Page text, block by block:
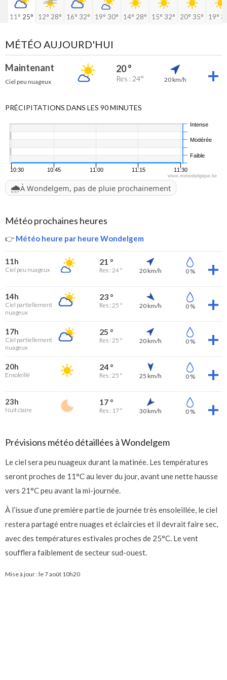
11° 25° 12° 28° 16° 32° 19° 30° 14° 28° 15° 32° 20° 35° 19°
MÉTÉO AUJOURD'HUI
Maintenant
Ciel peu nuageux
20 °
Res : 24° 20 km/h
PRÉCIPITATIONS DANS LES 90 MINUTES
10:30 10:45 11:00 11:15 11:30
Faible
Modérée
Intense
www.meteobelgique.be
🌧️À Wondelgem, pas de pluie prochainement
Météo prochaines heures
👉 Météo heure par heure Wondelgem
11h
Ciel peu nuageux
21 °
Res : 24 ° 20 km/h 0 %
14h
Ciel partiellement
nuageux
23 °
Res : 25 ° 20 km/h 0 %
17h
Ciel partiellement
nuageux
25 °
Res : 25 ° 20 km/h 0 %
20h
Ensoleillé
24 °
Res : 25 ° 25 km/h 0 %
23h
Nuit claire
17 °
Res : 17 ° 30 km/h 0 %
Prévisions météo détaillées à Wondelgem
Le ciel sera peu nuageux durant la matinée. Les températures
seront proches de 11°C au lever du jour, avant une nette hausse
vers 21°C peu avant la mi-journée.
À l’issue d’une première partie de journée très ensoleillée, le ciel
restera partagé entre nuages et éclaircies et il devrait faire sec,
avec des températures estivales proches de 25°C. Le vent
soufflera faiblement de secteur sud-ouest.
Mise à jour : le7 août 10h20